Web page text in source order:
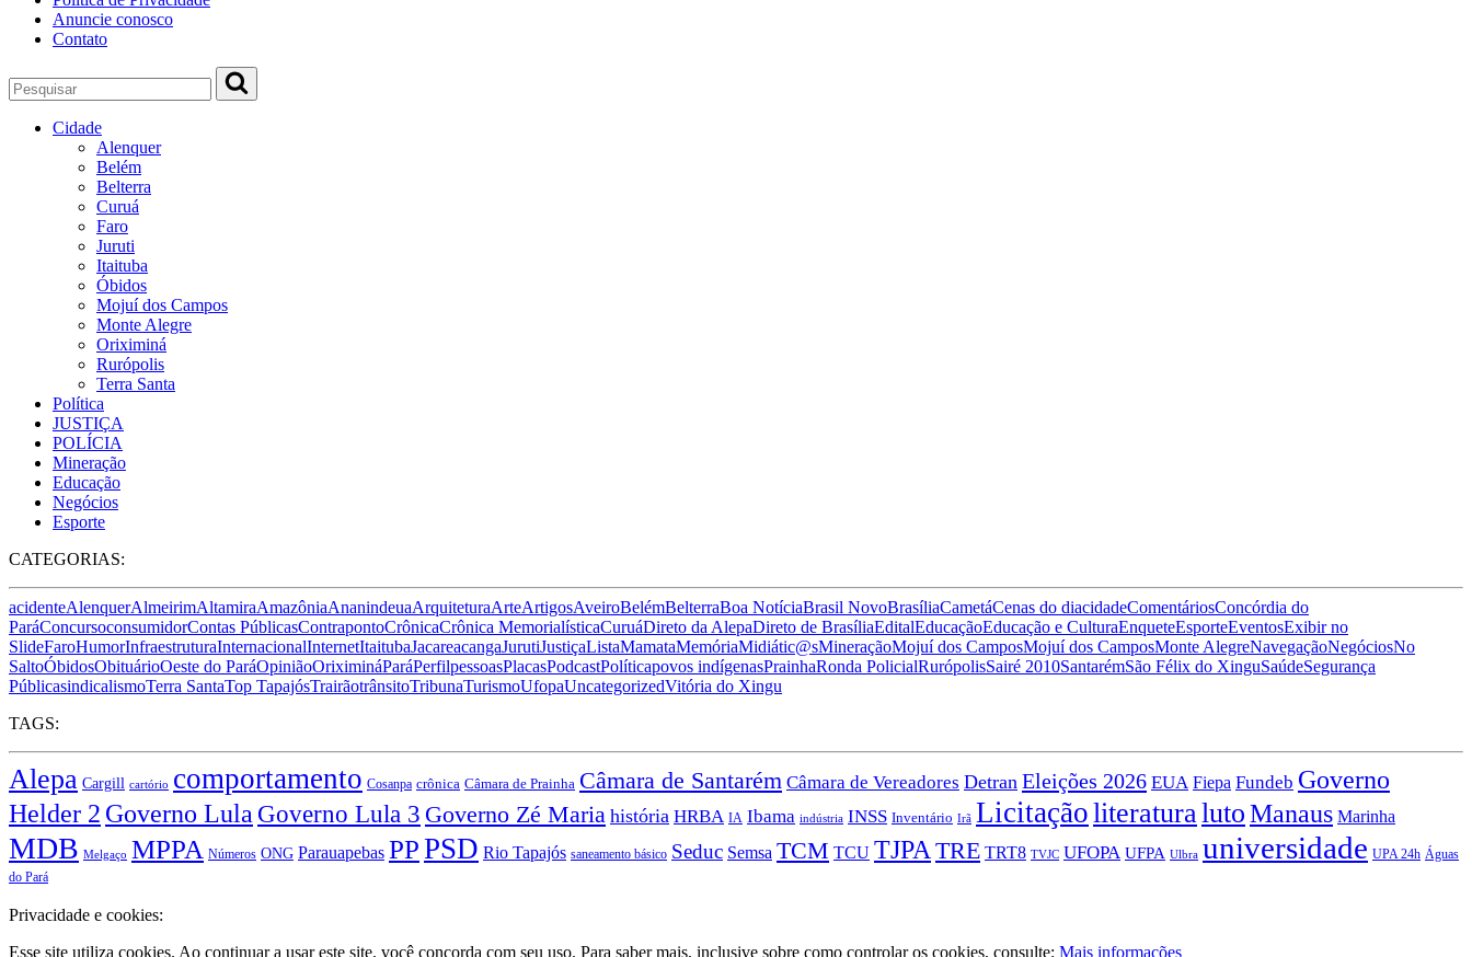
Anuncie conosco
Contato
Cidade
Alenquer
Belém
Belterra
Curuá
Faro
Juruti
Itaituba
Óbidos
Mojuí dos Campos
Monte Alegre
Oriximiná
Rurópolis
Terra Santa
Política
JUSTIÇA
POLÍCIA
Mineração
Educação
Negócios
Esporte
CATEGORIAS:
acidenteAlenquerAlmeirimAltamiraAmazôniaAnanindeuaArquiteturaArteArtigosAveiroBelémBelterraBoa NotíciaBrasil NovoBrasíliaCametáCenas do diacidadeComentáriosConcórdia do
ParáConcursoconsumidorContas PúblicasContrapontoCrônicaCrônica MemorialísticaCuruáDireto da AlepaDireto de BrasíliaEditalEducaçãoEducação e CulturaEnqueteEsporteEventosExibir no
SlideFaroHumorInfraestruturaInternacionalInternetItaitubaJacareacangaJurutiJustiçaListaMamataMemóriaMidiátic@sMineraçãoMojuí dos CamposMojuí dos CamposMonte AlegreNavegaçãoNegóciosNo
SaltoÓbidosObituárioOeste do ParáOpiniãoOriximináParáPerfilpessoasPlacasPodcastPolíticapovos indígenasPrainhaRonda PolicialRurópolisSairé 2010SantarémSão Félix do XinguSaúdeSegurança
PúblicasindicalismoTerra SantaTop TapajósTrairãotrânsitoTribunaTurismoUfopaUncategorizedVitória do Xingu
TAGS:
Alepa Cargill cartório comportamento Cosanpa crônica Câmara de Prainha Câmara de Santarém Câmara de Vereadores Detran Eleições 2026 EUA Fiepa Fundeb Governo
Helder 2 Governo Lula Governo Lula 3 Governo Zé Maria história HRBA IA Ibama indústria INSS Inventário Irã LicitaçãoliteraturalutoManaus Marinha
MDB Melgaço MPPA Números ONG Parauapebas PPPSD Rio Tapajós saneamento básico Seduc Semsa TCM TCU TJPATRE TRT8 TVJC UFOPA UFPA Ulbra universidade UPA 24h Águas
do Pará
Privacidade e cookies:
Esse site utiliza cookies. Ao continuar a usar este site, você concorda com seu uso. Para saber mais, inclusive sobre como controlar os cookies, consulte: Mais informações